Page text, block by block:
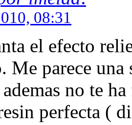
08:31
el efecto
Me parece
no te
perfecta (